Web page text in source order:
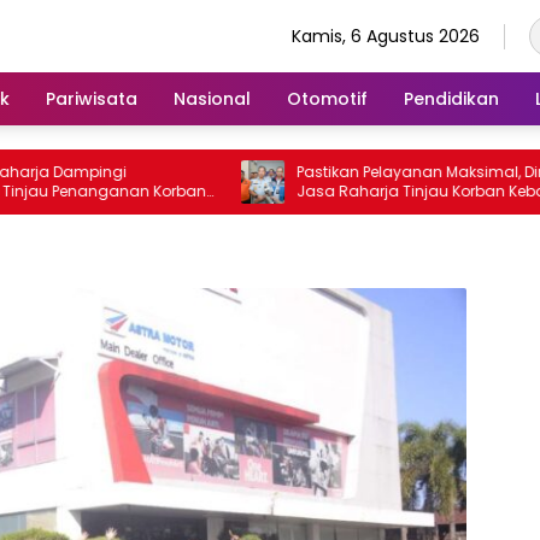
Kamis, 6 Agustus 2026
Pariwisata Nasional Otomotif Pendidikan
Dampingi
Penanganan Korban
II di RS PHC
Pastikan Pelayanan Maksimal, Direksi
Jasa Raharja Tinjau Korban
KM Mutiara Sentosa II